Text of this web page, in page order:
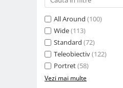
Huse protectie card memorie
Telecomenzi
LCD protectie
Recordere audio digitale
All Around (100)
Wide(113)
Standard (72)
Teleobiectiv(122)
Portret(58)
Vezi mai multe